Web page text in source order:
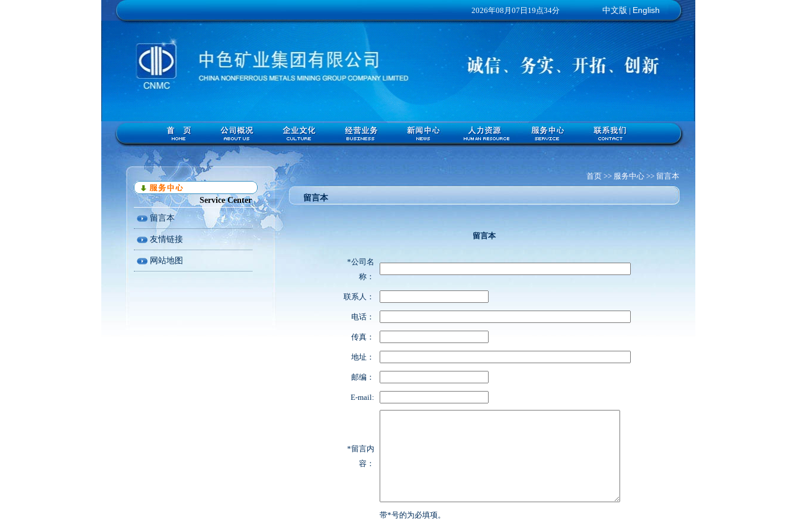
2026年08月07日19点34分 中文版|English
Service Center
留言本
友情链接
网站地图
首页 >> 服务中心 >> 留言本
留言本
留言本
*公司名
称：
联系人：
电话：
传真：
地址：
邮编：
E-mail:
*留言内
容：
带*号的为必填项。